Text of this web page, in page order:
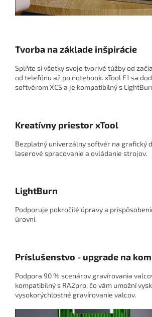
Tvorba na základe inšpirácie
Splňte si všetky svoje tvorivé túžby od
od telefónu až po notebook. xTool F1 sa
softvérom XCS a je kompatibilný s
Kreatívny priestor xTool
Bezplatný univerzálny softvér na grafický
laserové spracovanie a ovládanie strojov.
LightBurn
Podporuje pokročilé úpravy a
úrovni.
Príslušenstvo - upgrade na
Podpora 90 % scenárov gravírovania
kompatibilný s RA2pro, čo vám umožní
vysokorýchlostné gravírovanie valcov.